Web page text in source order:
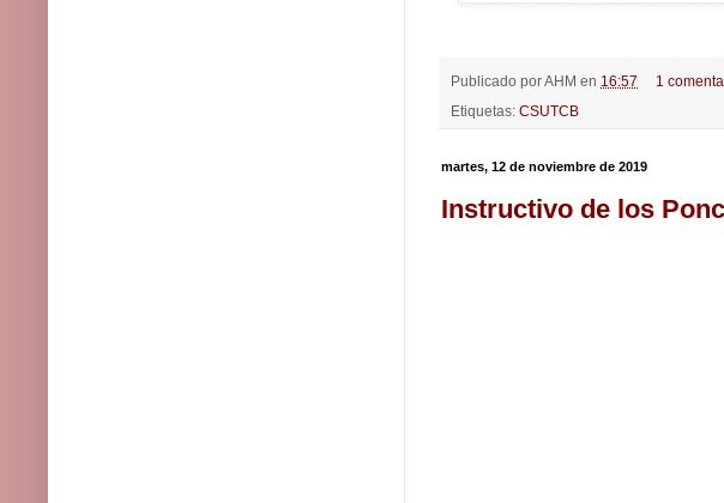
Publicado porAHM en 16:57
1
Etiquetas: CSUTCB
martes, 12 de noviembre de 2019
Instructivo de los